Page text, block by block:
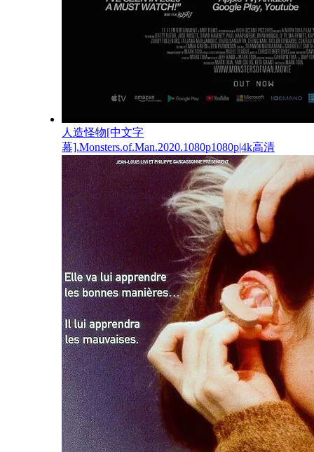
人造怪物[中文字
幕].Monsters.of.Man.2020.1080p1080p|4k高清